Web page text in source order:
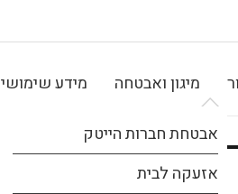
מיגון ואבטחה
אבטחת חברות הייטק
אזעקה לבית
מידע שימושי